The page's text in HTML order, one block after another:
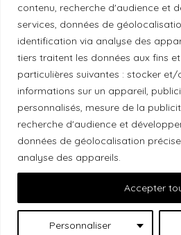
contenu, recherche d'audience et
services, données de
identification via analyse des
tiers traitent les données aux fins
particulières suivantes : stocker
informations sur un appareil,
personnalisés, mesure de la
recherche d'audience et
données de géolocalisation
analyse des appareils.
Personnaliser
Accepter
Reconnaissance du
Local Market, marque portée
Chats Gourmets Ltd. tient à
installations, situées au 511
Orléans), se trouvent sur le
cédé du peuple algonquin
autochtones qui sont les
actuels de ces terres.